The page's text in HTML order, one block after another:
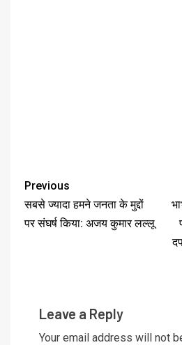
Previous
सबसे ज्यादा हमने जनता के मुद्दों
पर संघर्ष किया: अजय कुमार लल्लू
Leave a Reply
Your email address will not